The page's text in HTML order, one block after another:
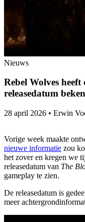
Nieuws
Rebel Wolves
releasedatum
28 april 2026 • Erwin
Vorige week maakte
nieuwe informatie zou
het zover en kregen we
releasedatum van The
gameplay te zien.
De releasedatum is
meer